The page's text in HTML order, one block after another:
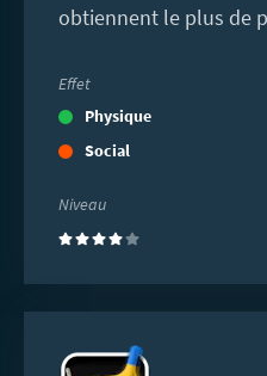
obtiennent le plus de
Effet
Physique
Social
Niveau
(4)
savoir